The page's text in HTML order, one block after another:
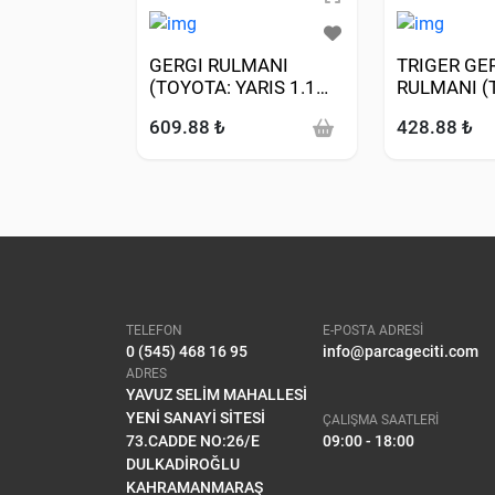
GERGI RULMANI
(TOYOTA: YARIS 1.1
609.88 ₺
TRIGER
RULMANI
88>98)
428.88 ₺
TELEFON
0 (545) 468 16 95
E-POSTA ADRESİ
info@parcageciti.com
ADRES
YAVUZ SELİM MAHALLESİ
YENİ SANAYİ SİTESİ
73.CADDE NO:26/E
DULKADİROĞLU
KAHRAMANMARAŞ
ÇALIŞMA SAATLERİ
09:00 - 18:00